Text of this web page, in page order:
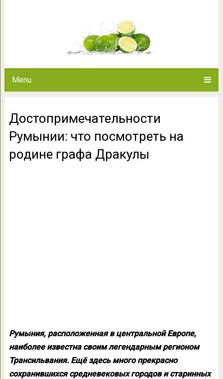
Menu
Достопримечательности
Румынии: что посмотреть на
родине графа Дракулы
Румыния, расположенная в центральной Европе,
наиболее известна своим легендарным регионом
Трансильвания. Ещё здесь много прекрасно
сохранившихся средневековых городов и старинных